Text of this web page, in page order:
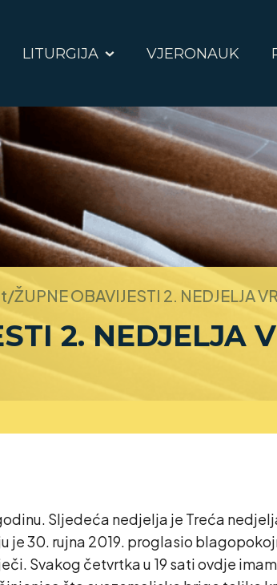
LITURGIJA VJERONAUK
ŽUPNE OBAVIJESTI 2. NEDJELJA
2. NEDJELJA
Sljedeća nedjelja je Treća
je 30. rujna 2019. proglasio
Svakog četvrtka u 19 sati ovdje